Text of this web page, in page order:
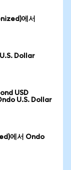
에서
Dollar
USD
U.S. Dollar
에서 Ondo